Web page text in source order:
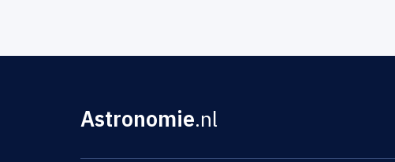
Astronomie.nl